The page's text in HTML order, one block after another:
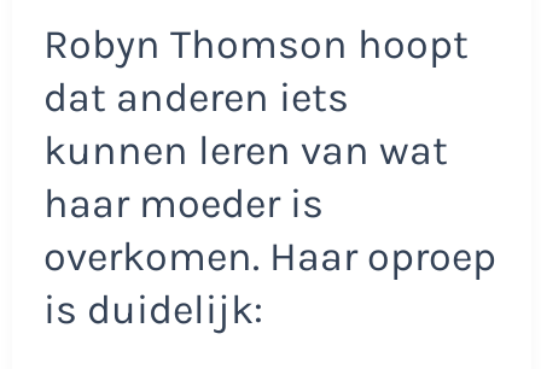
Robyn Thomson hoopt
dat anderen iets
kunnen leren van wat
haar moeder is
overkomen. Haar oproep
is duidelijk: